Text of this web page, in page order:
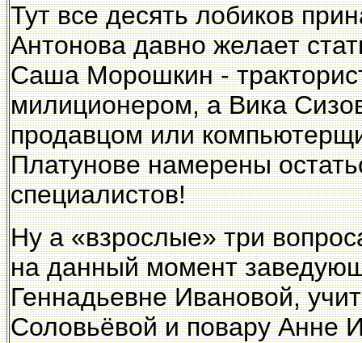
Тут все десять лобиков
Антонова давно желает
Саша Морошкин -
милиционером, а Вика
продавцом или
Платунове намерены
специалистов!
Ну а «взрослые» три
на данный момент
Геннадьевне Ивановой,
Соловьёвой и повару Анне